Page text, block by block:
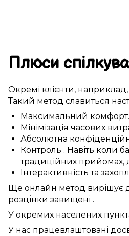
Плюси
Окремі клієнти, наприклад,
Такий метод славиться
Максимальний
Мінімізація часових
Абсолютна
Контроль . Навіть коли
традиційних прийомах,
Інтерактивність та
Ще онлайн метод вирішує
розцінки завищені .
У окремих населених
У нас працевлаштовані